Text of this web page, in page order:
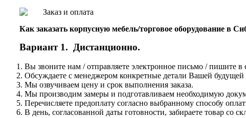
Как заказать корпусную мебель/торговое оборудование в
Вариант 1. Дистанционно.
Вы звоните нам / отправляете электронное письмо / пишите в
Обсуждаете с менеджером конкретные детали Вашей будущей
Мы озвучиваем цену и срок выполнения заказа.
Мы производим замеры и подготавливаем необходимую
Перечисляете предоплату согласно выбранному способу
В день, согласованной даты готовности, забираете товар